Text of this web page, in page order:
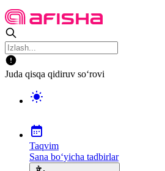
Juda qisqa qidiruv so‘rovi
Taqvim
Sana bo‘yicha tadbirlar